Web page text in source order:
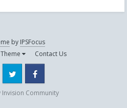
by IPSFocus
Theme Contact Us
Instagram Twitter
Invision Community